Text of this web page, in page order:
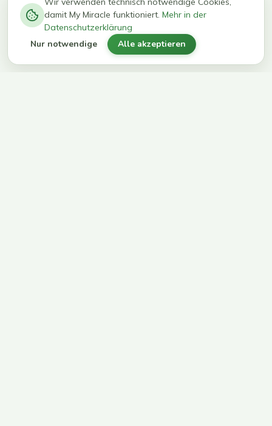
kg in 12
Wochen
erreichen
ihr Ziel
damit My Miracle funktioniert. Mehr in der
Datenschutzerklärung
Nur notwendige Alle akzeptieren